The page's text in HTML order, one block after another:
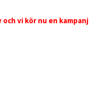
och vi kör nu en kampanj